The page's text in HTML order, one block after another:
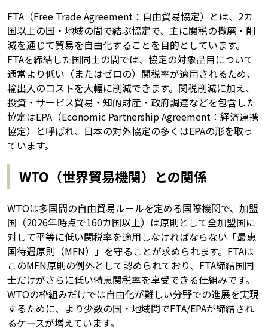
FTA（Free Trade Agreement：自由貿易協定）とは、2カ
国以上の国・地域の間で結ぶ協定で、主に関税の撤廃・削
減を通じて貿易を自由化することを目的としています。
FTAを締結した国同士の間では、協定の対象品目について
通常より低い（またはゼロの）関税率が適用されるため、
輸出入のコストを大幅に削減できます。関税削減に加え、
投資・サービス貿易・知的財産・政府調達などを包含した
協定はEPA（Economic Partnership Agreement：経済連携
協定）と呼ばれ、日本の対外協定の多くはEPAの形を取っ
ています。
WTO（世界貿易機関）との関係
WTOは多国間の自由貿易ルールを定める国際機関で、加盟
国（2026年時点で160カ国以上）は原則として全加盟国に
対して平等に低い関税率を適用しなければならない「最恵
国待遇原則（MFN）」を守ることが求められます。FTAは
このMFN原則の例外として認められており、FTA締結国同
士だけがさらに低い特恵関税率を享受できる仕組みです。
WTOの枠組みだけでは自由化が難しい分野での進展を実現
するために、より少数の国・地域間でFTA/EPAが締結され
るケースが増えています。